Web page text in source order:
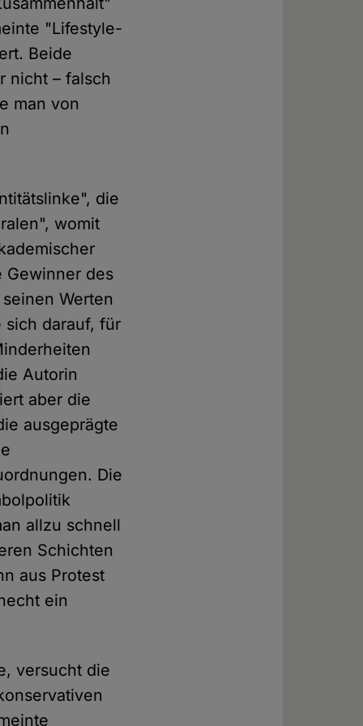
"Lifestyle-
Beide
nicht – falsch
man von
die
womit
Gewinner des
Werten
sich darauf, für
Autorin
aber die
ausgeprägte
Die
allzu schnell
Schichten
aus Protest
ein
versucht die